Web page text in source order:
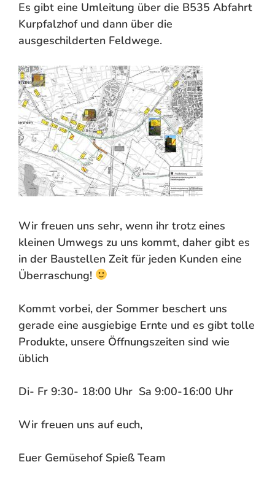
Es gibt eine Umleitung über die B535 Abfahrt
Kurpfalzhof und dann über die
ausgeschilderten Feldwege.
Wir freuen uns sehr, wenn ihr trotz eines
kleinen Umwegs zu uns kommt, daher gibt es
in der Baustellen Zeit für jeden Kunden eine
Überraschung!
Kommt vorbei, der Sommer beschert uns
gerade eine ausgiebige Ernte und es gibt tolle
Produkte, unsere Öffnungszeiten sind wie
üblich
Di- Fr 9:30- 18:00 Uhr Sa 9:00-16:00 Uhr
Wir freuen uns auf euch,
Euer Gemüsehof Spieß Team